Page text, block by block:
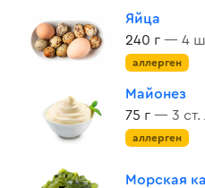
Яйца
240 г — 4
аллерген
Майонез
75 г — 3 ст.
аллерген
Морская